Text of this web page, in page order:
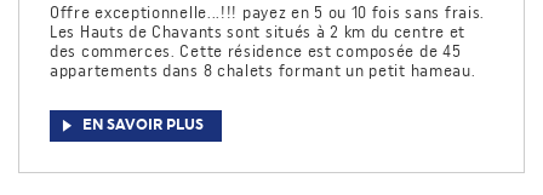
Offre exceptionnelle...!!! payez en 5 ou 10 fois sans frais.
Les Hauts de Chavants sont situés à 2 km du centre et
des commerces. Cette résidence est composée de 45
appartements dans 8 chalets formant un petit hameau.
EN SAVOIR PLUS